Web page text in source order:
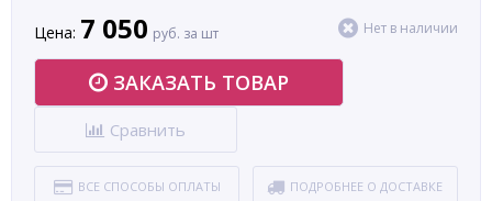
Цена: 7 050 руб. за шт Нет в наличии
ЗАКАЗАТЬ ТОВАР
Сравнить
ВСЕ СПОСОБЫ ОПЛАТЫ ПОДРОБНЕЕ О ДОСТАВКЕ